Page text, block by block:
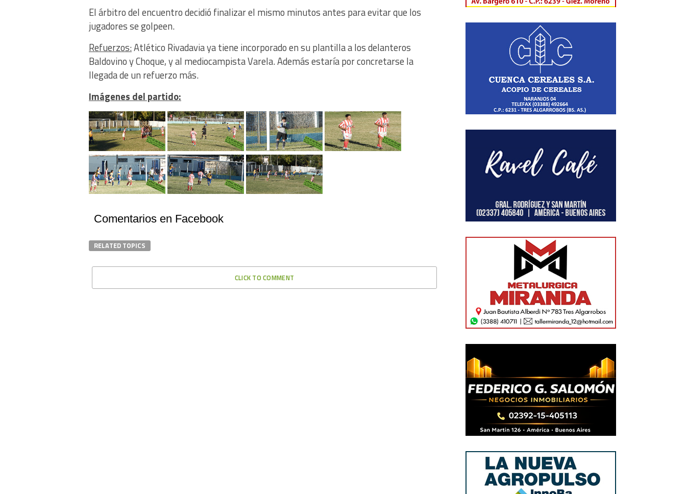
El árbitro del encuentro decidió finalizar el mismo minutos antes para evitar que los
jugadores se golpeen.
Refuerzos:Atlético Rivadavia ya tiene incorporado en su plantilla a los delanteros
Baldovino y Choque, y al mediocampista Varela. Además estaría por concretarse la
llegada de un refuerzo más.
Imágenes del partido:
Comentarios en Facebook
RELATED TOPICS
CLICK TO COMMENT